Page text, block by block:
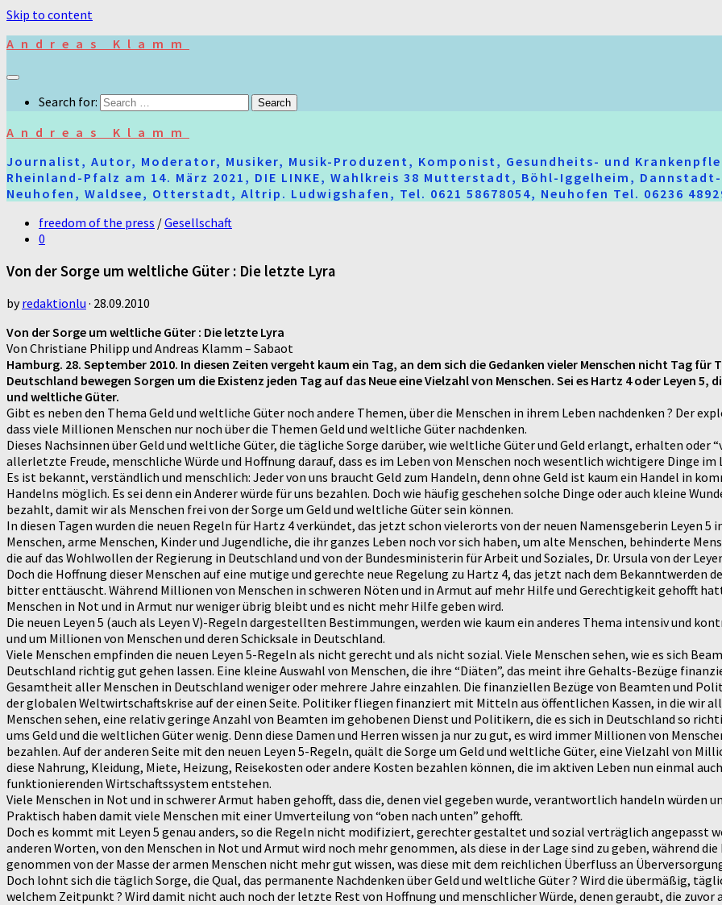
Skip to content
Andreas Klamm
Search for:
Andreas Klamm
Journalist, Autor, Moderator, Musiker, Musik-Produzent, Komponist, Gesundheits- und
Rheinland-Pfalz am 14. März 2021, DIE LINKE, Wahlkreis 38 Mutterstadt, Böhl-Iggelheim,
Neuhofen, Waldsee, Otterstadt, Altrip. Ludwigshafen, Tel. 0621 58678054, Neuhofen Tel. 06236
freedom of the press /Gesellschaft
0
Von der Sorge um weltliche Güter : Die letzte Lyra
byredaktionlu · 28.09.2010
Von der Sorge um weltliche Güter : Die letzte Lyra
Von Christiane Philipp und Andreas Klamm – Sabaot
Hamburg. 28. September 2010. In diesen Zeiten vergeht kaum ein Tag, an dem sich die Gedanken vieler Menschen nicht Tag
Deutschland bewegen Sorgen um die Existenz jeden Tag auf das Neue eine Vielzahl von Menschen. Sei es Hartz 4 oder Leyen 5,
und weltliche Güter.
Gibt es neben den Thema Geld und weltliche Güter noch andere Themen, über die Menschen in ihrem Leben nachdenken ? Der
dass viele Millionen Menschen nur noch über die Themen Geld und weltliche Güter nachdenken.
Dieses Nachsinnen über Geld und weltliche Güter, die tägliche Sorge darüber, wie weltliche Güter und Geld erlangt, erhalten oder
allerletzte Freude, menschliche Würde und Hoffnung darauf, dass es im Leben von Menschen noch wesentlich wichtigere Dinge
Es ist bekannt, verständlich und menschlich: Jeder von uns braucht Geld zum Handeln, denn ohne Geld ist kaum ein Handel in
Handelns möglich. Es sei denn ein Anderer würde für uns bezahlen. Doch wie häufig geschehen solche Dinge oder auch kleine
bezahlt, damit wir als Menschen frei von der Sorge um Geld und weltliche Güter sein können.
In diesen Tagen wurden die neuen Regeln für Hartz 4 verkündet, das jetzt schon vielerorts von der neuen Namensgeberin Leyen
Menschen, arme Menschen, Kinder und Jugendliche, die ihr ganzes Leben noch vor sich haben, um alte Menschen, behinderte
die auf das Wohlwollen der Regierung in Deutschland und von der Bundesministerin für Arbeit und Soziales, Dr. Ursula von der
Doch die Hoffnung dieser Menschen auf eine mutige und gerechte neue Regelung zu Hartz 4, das jetzt nach dem Bekanntwerden
bitter enttäuscht. Während Millionen von Menschen in schweren Nöten und in Armut auf mehr Hilfe und Gerechtigkeit gehofft
Menschen in Not und in Armut nur weniger übrig bleibt und es nicht mehr Hilfe geben wird.
Die neuen Leyen 5 (auch als Leyen V)-Regeln dargestellten Bestimmungen, werden wie kaum ein anderes Thema intensiv und
und um Millionen von Menschen und deren Schicksale in Deutschland.
Viele Menschen empfinden die neuen Leyen 5-Regeln als nicht gerecht und als nicht sozial. Viele Menschen sehen, wie es sich
Deutschland richtig gut gehen lassen. Eine kleine Auswahl von Menschen, die ihre “Diäten”, das meint ihre Gehalts-Bezüge
Gesamtheit aller Menschen in Deutschland weniger oder mehrere Jahre einzahlen. Die finanziellen Bezüge von Beamten und
der globalen Weltwirtschaftskrise auf der einen Seite. Politiker fliegen finanziert mit Mitteln aus öffentlichen Kassen, in die wir
Menschen sehen, eine relativ geringe Anzahl von Beamten im gehobenen Dienst und Politikern, die es sich in Deutschland so
ums Geld und die weltlichen Güter wenig. Denn diese Damen und Herren wissen ja nur zu gut, es wird immer Millionen von
bezahlen. Auf der anderen Seite mit den neuen Leyen 5-Regeln, quält die Sorge um Geld und weltliche Güter, eine Vielzahl von
diese Nahrung, Kleidung, Miete, Heizung, Reisekosten oder andere Kosten bezahlen können, die im aktiven Leben nun einmal
funktionierenden Wirtschaftssystem entstehen.
Viele Menschen in Not und in schwerer Armut haben gehofft, dass die, denen viel gegeben wurde, verantwortlich handeln würden
Praktisch haben damit viele Menschen mit einer Umverteilung von “oben nach unten” gehofft.
Doch es kommt mit Leyen 5 genau anders, so die Regeln nicht modifiziert, gerechter gestaltet und sozial verträglich angepasst
anderen Worten, von den Menschen in Not und Armut wird noch mehr genommen, als diese in der Lage sind zu geben, während
genommen von der Masse der armen Menschen nicht mehr gut wissen, was diese mit dem reichlichen Überfluss an
Doch lohnt sich die täglich Sorge, die Qual, das permanente Nachdenken über Geld und weltliche Güter ? Wird die übermäßig,
welchem Zeitpunkt ? Wird damit nicht auch noch der letzte Rest von Hoffnung und menschlicher Würde, denen geraubt, die zuvor